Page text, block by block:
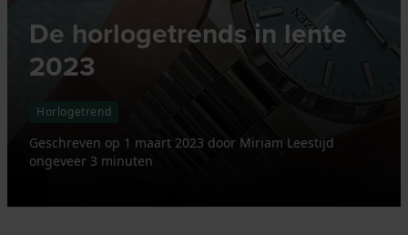
De horlogetrends in lente
2023
Horlogetrend
Geschreven op 1 maart 2023 door Miriam Leestijd
ongeveer 3 minuten